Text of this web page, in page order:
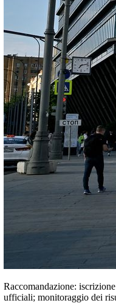
Raccomandazione:
ufficiali; monitoraggio dei